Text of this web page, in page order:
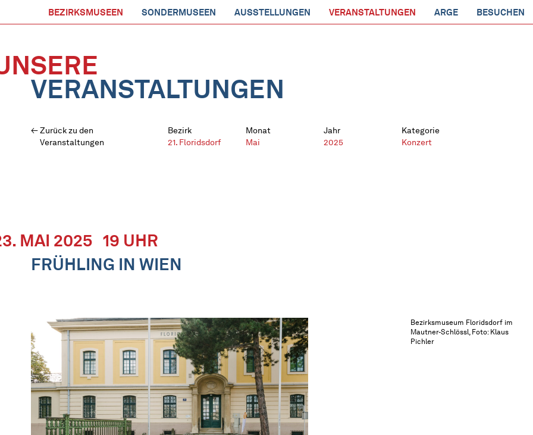
BEZIRKSMUSEEN SONDERMUSEEN AUSSTELLUNGEN VERANSTALTUNGEN ARGE BESUCHEN
VERANSTALTUNGEN
Zurück zu den
Veranstaltungen
Bezirk
21. Floridsdorf
Monat
Mai
Jahr
2025
Kategorie
Konzert
MAI 2025 19 UHR
FRÜHLING IN WIEN
Bezirksmuseum Floridsdorf im
Mautner-Schlössl, Foto: Klaus
Pichler